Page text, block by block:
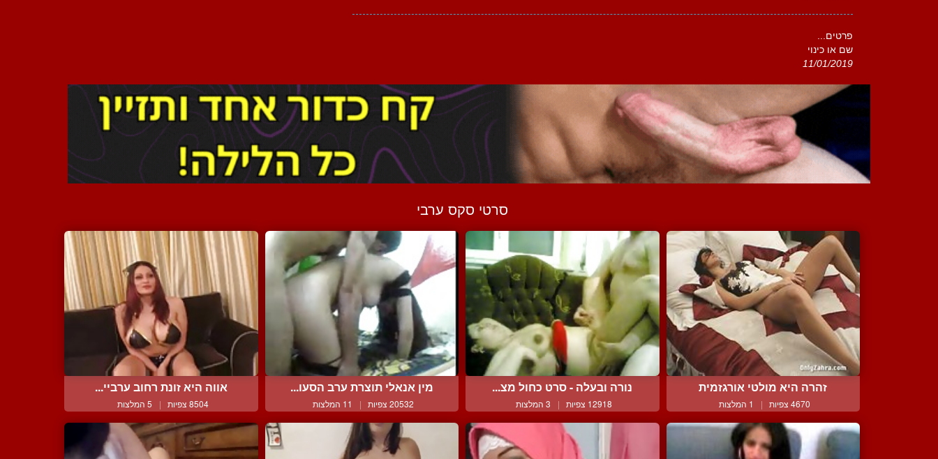
פרטים...
שם או כינוי
11/01/2019
סרטי סקס ערבי
זהרה היא מולטי אורגזמית
4670 צפיות | 1 המלצות
נורה ובעלה - סרט כחול מצ...
12918 צפיות | 3 המלצות
מין אנאלי תוצרת ערב הסעו...
20532 צפיות | 11 המלצות
אווה היא זונת רחוב ערביי...
8504 צפיות | 5 המלצות